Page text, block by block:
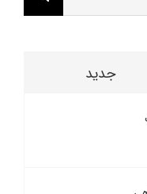
جدید